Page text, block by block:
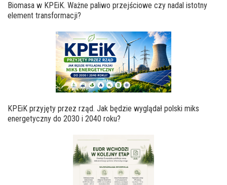
Biomasa w KPEiK. Ważne paliwo przejściowe czy nadal istotny
element transformacji?
KPEiK przyjęty przez rząd. Jak będzie wyglądał polski miks
energetyczny do 2030 i 2040 roku?